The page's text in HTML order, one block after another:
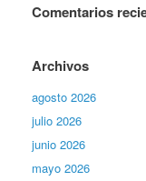
Comentarios
Archivos
agosto 2026
julio 2026
junio 2026
mayo 2026